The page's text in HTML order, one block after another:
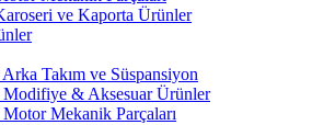
ve Kaporta Ürünler
Takım ve Süspansiyon
Modifiye & Aksesuar Ürünler
Mekanik Parçaları